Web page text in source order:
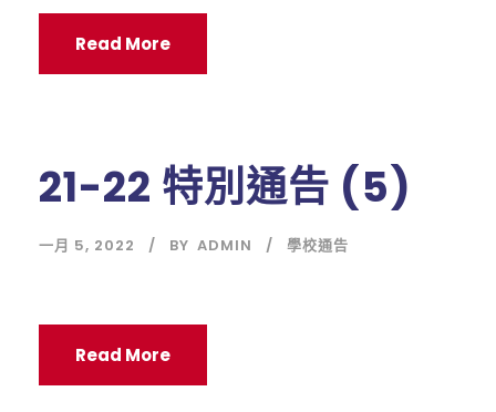
Read More
21-22 特別通告 (5)
一月 5, 2022 BY ADMIN 學校通告
Read More